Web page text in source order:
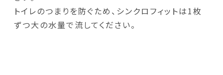
トイレのつまりを防ぐため、シンクロフィットは1枚
ずつ大の水量で流してください。